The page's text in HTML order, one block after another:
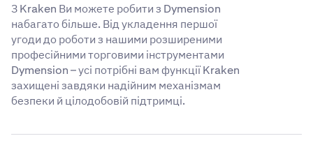
З Kraken Ви можете робити з Dymension
набагато більше. Від укладення першої
угоди до роботи з нашими розширеними
професійними торговими інструментами
Dymension – усі потрібні вам функції Kraken
захищені завдяки надійним механізмам
безпеки й цілодобовій підтримці.